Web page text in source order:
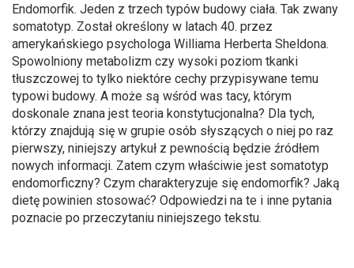
Endomorfik. Jeden z trzech typów budowy ciała. Tak zwany
somatotyp. Został określony w latach 40. przez
amerykańskiego psychologa Williama Herberta Sheldona.
Spowolniony metabolizm czy wysoki poziom tkanki
tłuszczowej to tylko niektóre cechy przypisywane temu
typowi budowy. A może są wśród was tacy, którym
doskonale znana jest teoria konstytucjonalna? Dla tych,
którzy znajdują się w grupie osób słyszących o niej po raz
pierwszy, niniejszy artykuł z pewnością będzie źródłem
nowych informacji. Zatem czym właściwie jest somatotyp
endomorficzny? Czym charakteryzuje się endomorfik? Jaką
dietę powinien stosować? Odpowiedzi na te i inne pytania
poznacie po przeczytaniu niniejszego tekstu.